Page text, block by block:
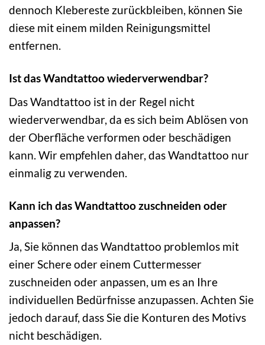
dennoch Klebereste zurückbleiben, können Sie
diese mit einem milden Reinigungsmittel
entfernen.
Ist das Wandtattoo wiederverwendbar?
Das Wandtattoo ist in der Regel nicht
wiederverwendbar, da es sich beim Ablösen von
der Oberfläche verformen oder beschädigen
kann. Wir empfehlen daher, das Wandtattoo nur
einmalig zu verwenden.
Kann ich das Wandtattoo zuschneiden oder
anpassen?
Ja, Sie können das Wandtattoo problemlos mit
einer Schere oder einem Cuttermesser
zuschneiden oder anpassen, um es an Ihre
individuellen Bedürfnisse anzupassen. Achten Sie
jedoch darauf, dass Sie die Konturen des Motivs
nicht beschädigen.